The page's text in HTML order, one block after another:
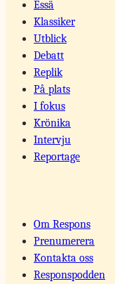
Essä
Klassiker
Utblick
Debatt
Replik
På plats
I fokus
Krönika
Intervju
Reportage
Om Respons
Prenumerera
Kontakta oss
Responspodden